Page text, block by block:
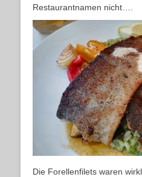
Restaurantnamen nicht….
Die Forellenfilets waren